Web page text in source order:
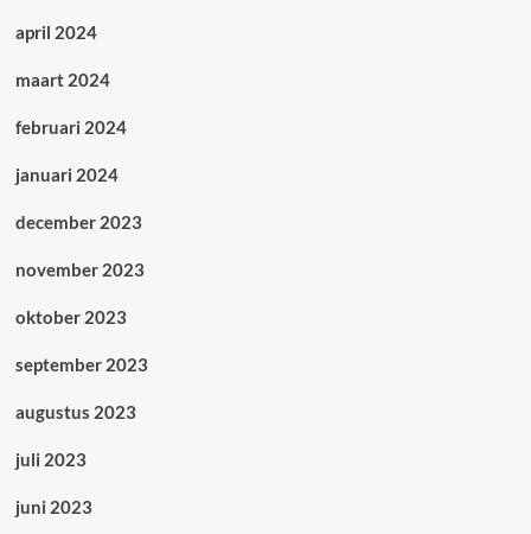
april 2024
maart 2024
februari 2024
januari 2024
december 2023
november 2023
oktober 2023
september 2023
augustus 2023
juli 2023
juni 2023